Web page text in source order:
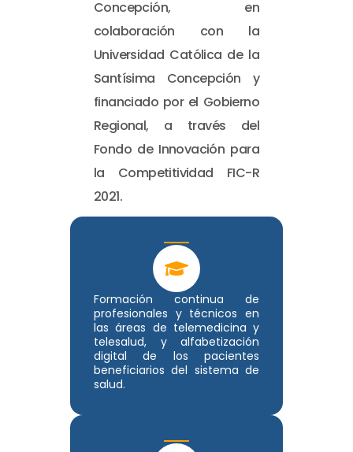
Formación continua de
profesionales y técnicos en
las áreas de telemedicina y
telesalud, y alfabetización
digital de los pacientes
beneficiarios del sistema de
salud.
Concepción, en
colaboración con la
Universidad Católica de la
Santísima Concepción y
financiado por el Gobierno
Regional, a través del
Fondo de Innovación para
la Competitividad FIC-R
2021.